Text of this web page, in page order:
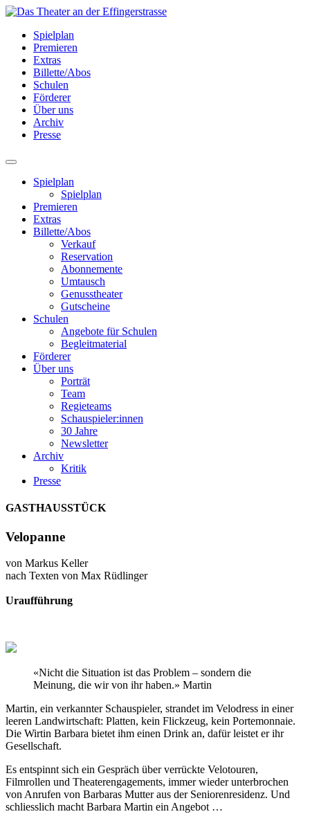
Spielplan
Premieren
Extras
Billette/Abos
Schulen
Förderer
Über uns
Archiv
Presse
Spielplan
Spielplan
Premieren
Extras
Billette/Abos
Verkauf
Reservation
Abonnemente
Umtausch
Genusstheater
Gutscheine
Schulen
Angebote für Schulen
Begleitmaterial
Förderer
Über uns
Porträt
Team
Regieteams
Schauspieler:innen
30 Jahre
Newsletter
Archiv
Kritik
Presse
GASTHAUSSTÜCK
Velopanne
von Markus Keller
nach Texten von Max Rüdlinger
Uraufführung
«Nicht die Situation ist das Problem – sondern die
Meinung, die wir von ihr haben.» Martin
Martin, ein verkannter Schauspieler, strandet im Velodress in einer
leeren Landwirtschaft: Platten, kein Flickzeug, kein Portemonnaie.
Die Wirtin Barbara bietet ihm einen Drink an, dafür leistet er ihr
Gesellschaft.
Es entspinnt sich ein Gespräch über verrückte Velotouren,
Filmrollen und Theaterengagements, immer wieder unterbrochen
von Anrufen von Barbaras Mutter aus der Seniorenresidenz. Und
schliesslich macht Barbara Martin ein Angebot …